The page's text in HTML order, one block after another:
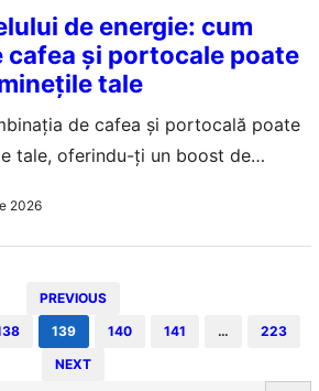
de energie: cum
cafea și portocale poate
tale
de cafea și portocală poate
tale, oferindu-ți un boost de
2026
PREVIOUS
139 140 141 …
223
NEXT